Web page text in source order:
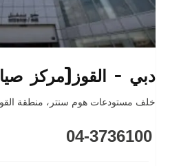
دبي - القوز(مركز
خلف مستودعات هوم سنتر، منطقة
04-3736100